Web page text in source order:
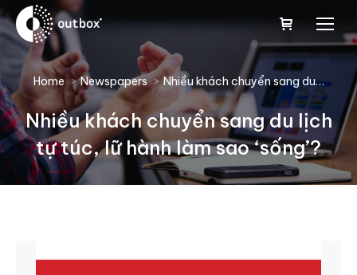
You are here:
Home Newspapers Nhiều khách chuyển sang du…
Nhiều khách chuyển sang du lịch
tự túc, lữ hành làm sao ‘sống’?